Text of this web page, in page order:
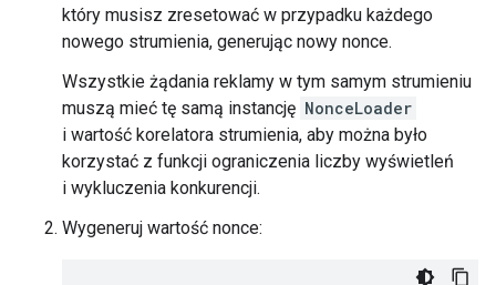
który musisz zresetować w przypadku każdego
nowego strumienia, generując nowy nonce.
Wszystkie żądania reklamy w tym samym strumieniu
muszą mieć tę samą instancję NonceLoader
i wartość korelatora strumienia, aby można było
korzystać z funkcji ograniczenia liczby wyświetleń
i wykluczenia konkurencji.
Wygeneruj wartość nonce: